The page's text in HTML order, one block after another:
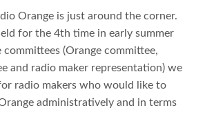
Orange is just around the corner.
for the 4th time in early summer
committees (Orange committee,
and radio maker representation) we
radio makers who would like to
administratively and in terms